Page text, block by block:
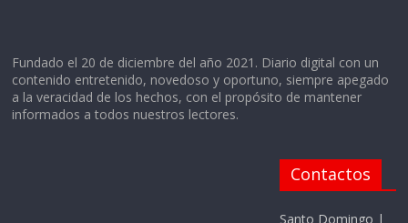
Fundado el 20 de diciembre del año 2021. Diario digital con un
contenido entretenido, novedoso y oportuno, siempre apegado
a la veracidad de los hechos, con el propósito de mantener
informados a todos nuestros lectores.
Contactos
Santo Domingo |